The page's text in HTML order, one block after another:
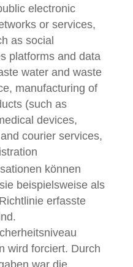
electronic
or services,
as social
platforms and data
water and waste
manufacturing of
(such as
devices,
courier services,
können
beispielsweise als
erfasste
wird forciert. Durch